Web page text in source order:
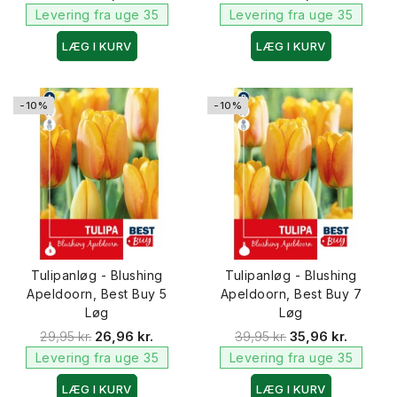
Levering fra uge 35
LÆG I KURV
Levering fra uge 35
LÆG I KURV
-10%
Tulipanløg - Blushing
Apeldoorn, Best Buy 5
Løg
29,95 kr. 26,96 kr.
Levering fra uge 35
LÆG I KURV
-10%
Tulipanløg - Blushing
Apeldoorn, Best Buy 7
Løg
39,95 kr. 35,96 kr.
Levering fra uge 35
LÆG I KURV